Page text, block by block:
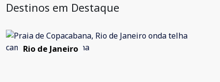
Destinos em Destaque
Rio de Janeiro